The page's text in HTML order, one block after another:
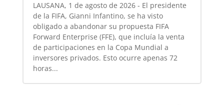
LAUSANA, 1 de agosto de 2026 - El presidente
de la FIFA, Gianni Infantino, se ha visto
obligado a abandonar su propuesta FIFA
Forward Enterprise (FFE), que incluía la venta
de participaciones en la Copa Mundial a
inversores privados. Esto ocurre apenas 72
horas...